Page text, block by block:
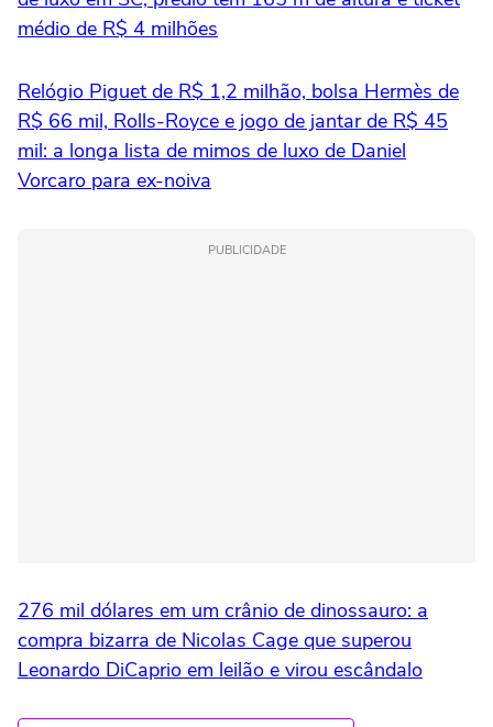
médio de R$ 4 milhões
Relógio Piguet de R$ 1,2 milhão, bolsa Hermès de
R$ 66 mil, Rolls-Royce e jogo de jantar de R$ 45
mil: a longa lista de mimos de luxo de Daniel
Vorcaro para ex-noiva
PUBLICIDADE
276 mil dólares em um crânio de dinossauro: a
compra bizarra de Nicolas Cage que superou
Leonardo DiCaprio em leilão e virou escândalo